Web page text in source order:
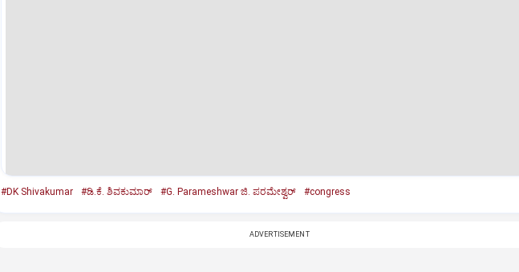
#DK Shivakumar #ಡಿ.ಕೆ. ಶಿವಕುಮಾರ್‌ #G. Parameshwar ಜಿ. ಪರಮೇಶ್ವರ್‌ #congress
ADVERTISEMENT